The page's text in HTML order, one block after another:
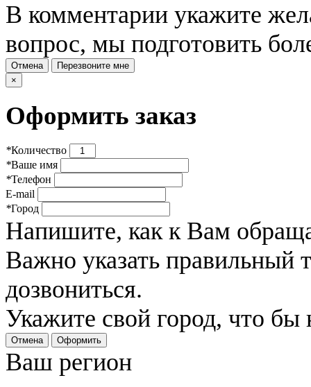
В комментарии укажите
вопрос, мы подготовить
Отмена
Перезвоните мне
×
Оформить заказ
*Количество
*Ваше имя
*Телефон
E-mail
*Город
Напишите, как к Вам
Важно указать
дозвониться.
Укажите свой город, что
Отмена Оформить
Ваш регион